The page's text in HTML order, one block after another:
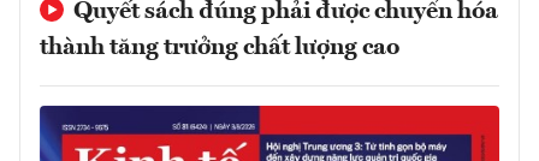
Quyết sách đúng phải được chuyển hóa
thành tăng trưởng chất lượng cao